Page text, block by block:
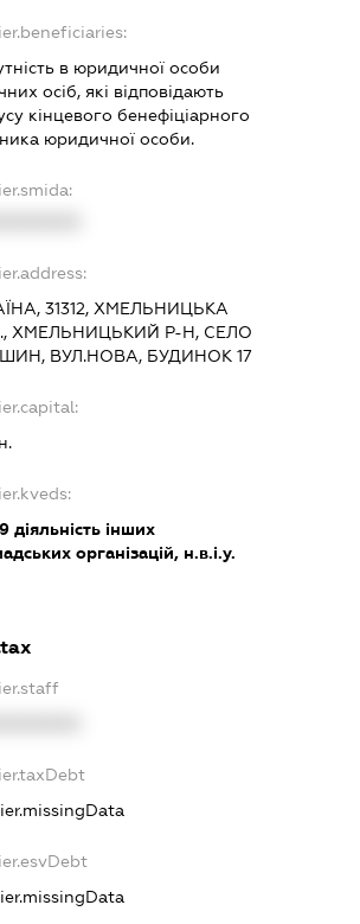
в юридичної особи
осіб, які відповідають
кінцевого бенефіціарного
юридичної особи.
31312, ХМЕЛЬНИЦЬКА
ХМЕЛЬНИЦЬКИЙ Р-Н, СЕЛО
ВУЛ.НОВА, БУДИНОК 17
діяльність інших
організацій, н.в.і.у.